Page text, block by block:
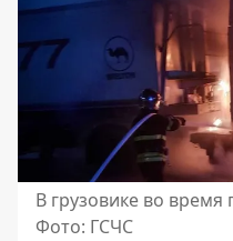
В грузовике во
Фото: ГСЧС